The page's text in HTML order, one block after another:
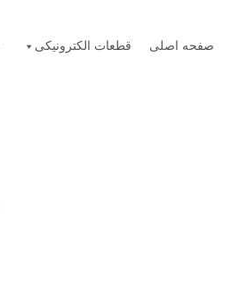
صفحه اصلی قطعات الکترونیکی